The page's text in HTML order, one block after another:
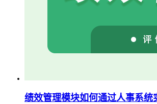
绩效管理模块如何通过人事系统